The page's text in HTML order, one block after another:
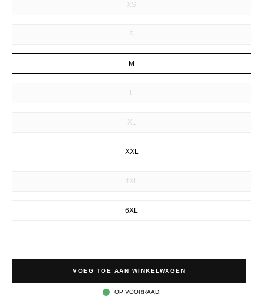
XS
S
M
L
XL
XXL
4XL
6XL
VOEG TOE AAN WINKELWAGEN
OP VOORRAAD!